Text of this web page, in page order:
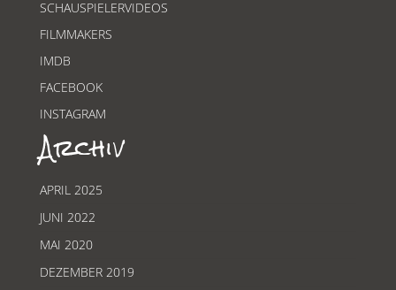
SCHAUSPIELERVIDEOS
FILMMAKERS
IMDB
FACEBOOK
INSTAGRAM
Archiv
APRIL 2025
JUNI 2022
MAI 2020
DEZEMBER 2019